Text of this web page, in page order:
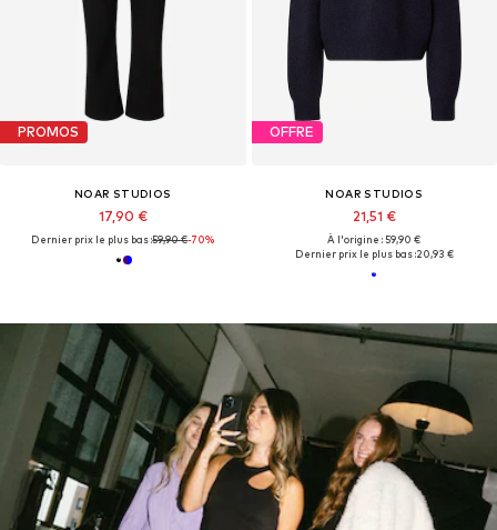
PROMOS
NOAR STUDIOS
17,90 €
Dernier prix le plus bas :59,90 €-70%
OFFRE
NOAR STUDIOS
21,51 €
À l'origine : 59,90 €
Dernier prix le plus bas :20,93 €